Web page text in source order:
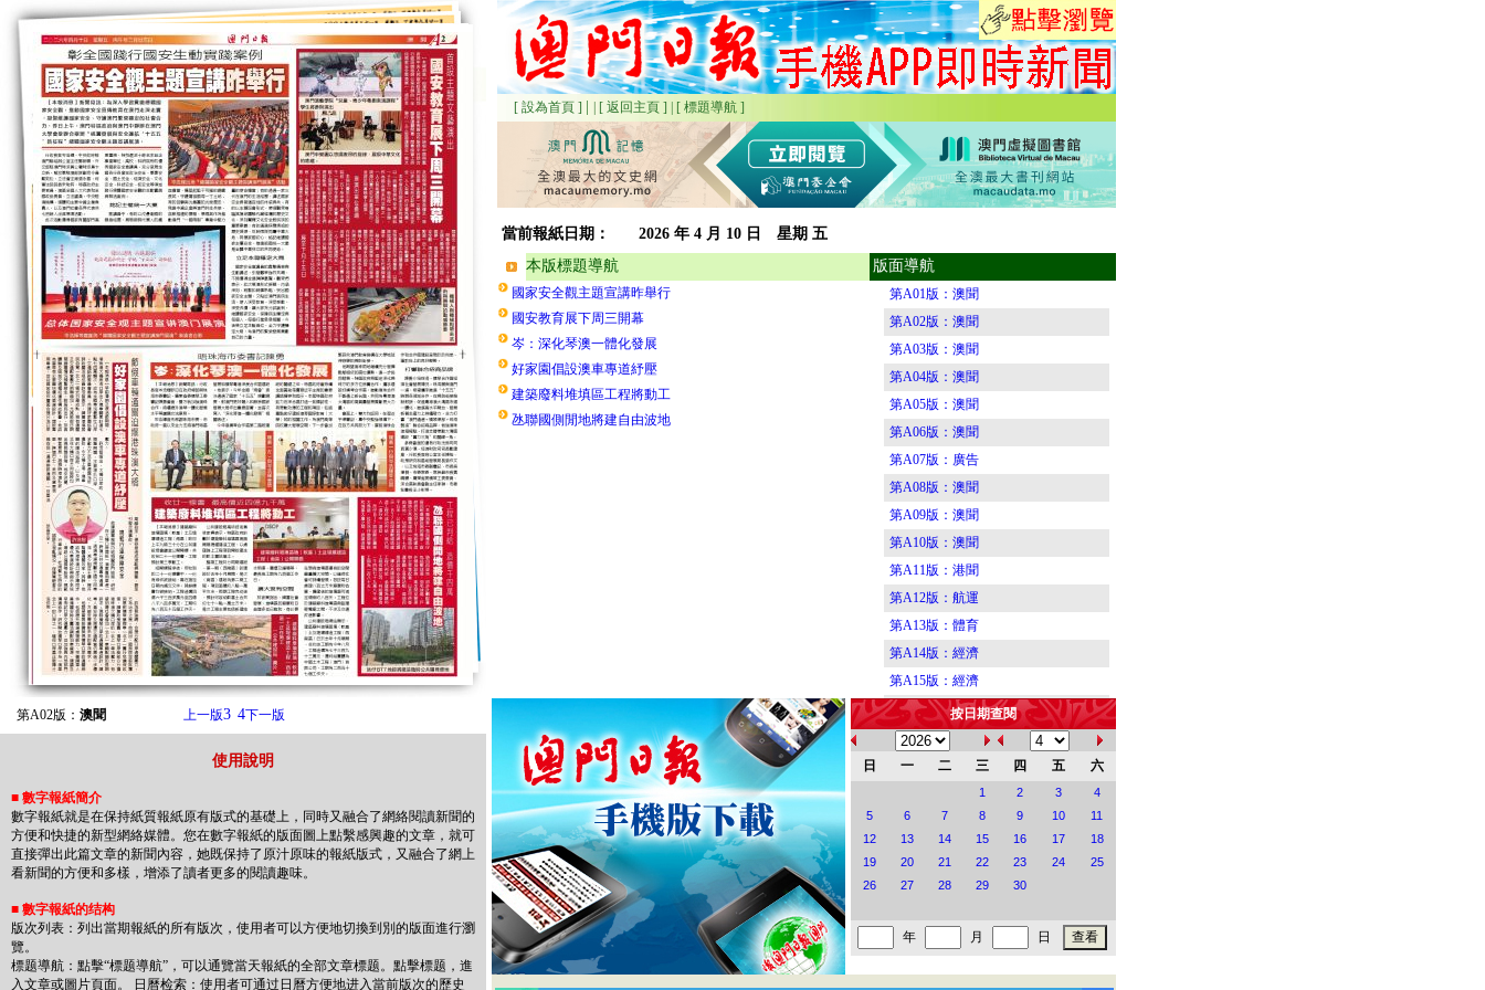
使用說明
■ 數字報紙簡介
數字報紙就是在保持紙質報紙原有版式的基礎上，同時又融合了網絡閱讀新聞的
方便和快捷的新型網絡媒體。您在數字報紙的版面圖上點繫感興趣的文章，就可
直接彈出此篇文章的新聞內容，她既保持了原汁原味的報紙版式，又融合了網上
看新聞的方便和多樣，增添了讀者更多的閱讀趣味。
■ 數字報紙的结构
版次列表：列出當期報紙的所有版次，使用者可以方便地切換到別的版面進行瀏
覽。
標题導航：點擊“標题導航”，可以通覽當天報紙的全部文章標题。點擊標题，進
入文章或圖片頁面。 日曆检索：使用者可通过日曆方便地进入當前版次的歷史
[ 設為首頁 ] [ 返回主頁 ] [ 標題導航 ]
當前報紙日期： 2026 年 4 月 10 日 星期 五
本版標題導航
版面導航
國家安全觀主題宣講昨舉行
國安教育展下周三開幕
岑：深化琴澳一體化發展
好家園倡設澳車專道紓壓
建築廢料堆填區工程將動工
氹聯國側閒地將建自由波地
第A01版：澳聞
第A02版：澳聞
第A03版：澳聞
第A04版：澳聞
第A05版：澳聞
第A06版：澳聞
第A07版：廣告
第A08版：澳聞
第A09版：澳聞
第A10版：澳聞
第A11版：港聞
第A12版：航運
第A13版：體育
第A14版：經濟
第A15版：經濟
第A16版：體育
第B01版：要聞
第B02版：要聞
第B04版：要聞
第B05版：要聞
第B08版：新園地
第C02版：藝海
第A02版： 澳聞 上一版3 4下一版 按日期查閱
日 一 二 三 四 五 六
1 2 3
4
5
6 7 8 9 10
11
12
13 14 15 16 17
18
19
20 21 22 23 24
25
26
27 28 29 30
年 月 日